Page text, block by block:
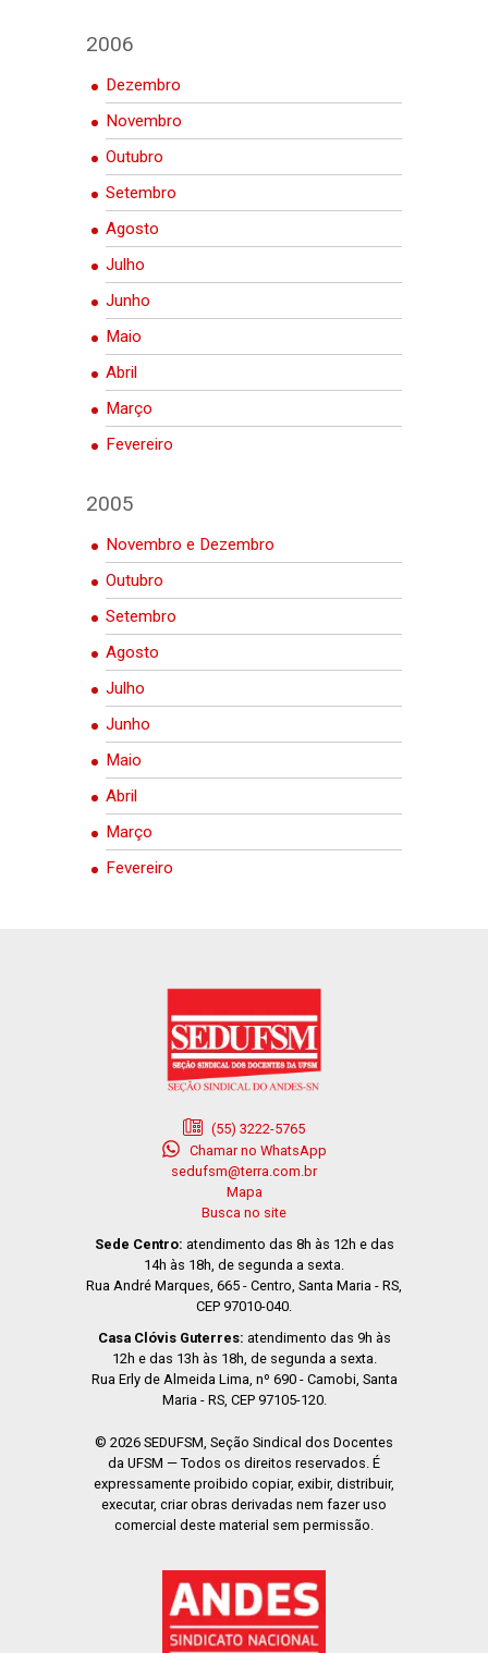
2006
Dezembro
Novembro
Outubro
Setembro
Agosto
Julho
Junho
Maio
Abril
Março
Fevereiro
2005
Novembro e Dezembro
Outubro
Setembro
Agosto
Julho
Junho
Maio
Abril
Março
Fevereiro
(55) 3222-5765
Chamar no WhatsApp
sedufsm@terra.com.br
Mapa
Busca no site
Sede Centro: atendimento das 8h às 12h e das
14h às 18h, de segunda a sexta.
Rua André Marques, 665 - Centro, Santa Maria - RS,
CEP 97010-040.
Casa Clóvis Guterres: atendimento das 9h às
12h e das 13h às 18h, de segunda a sexta.
Rua Erly de Almeida Lima, nº 690 - Camobi, Santa
Maria - RS, CEP 97105-120.
© 2026 SEDUFSM, Seção Sindical dos Docentes
da UFSM — Todos os direitos reservados. É
expressamente proibido copiar, exibir, distribuir,
executar, criar obras derivadas nem fazer uso
comercial deste material sem permissão.